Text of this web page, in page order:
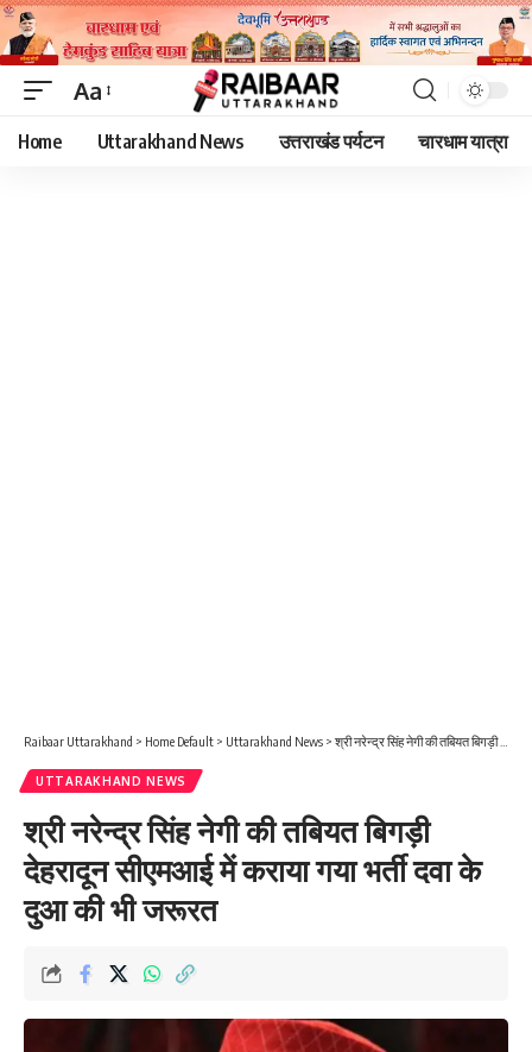
Font
Resizer
Aa
Home Uttarakhand News उत्तराखंड पर्यटन चारधाम यात्रा
Raibaar Uttarakhand > Home Default > Uttarakhand News > श्री नरेन्द्र सिंह नेगी की तबियत बिगड़ी देहरादून सीएमआई में कराया गया भर्ती दवा के दुआ की भी जरूरत
UTTARAKHAND NEWS
श्री नरेन्द्र सिंह नेगी की तबियत बिगड़ी
देहरादून सीएमआई में कराया गया भर्ती दवा के
दुआ की भी जरूरत